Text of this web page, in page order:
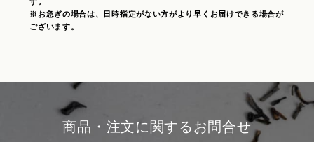
※お急ぎの場合は、日時指定がない方がより早くお届けできる場合が
ございます。
商品・注文に関するお問合せ